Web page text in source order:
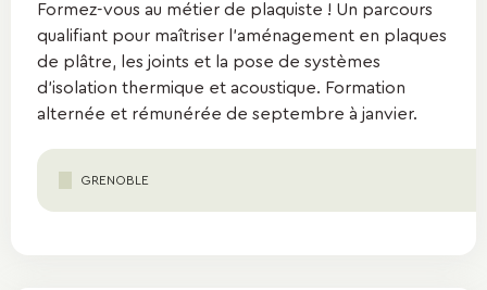
Formez-vous au métier de plaquiste ! Un parcours
qualifiant pour maîtriser l'aménagement en plaques
de plâtre, les joints et la pose de systèmes
d'isolation thermique et acoustique. Formation
alternée et rémunérée de septembre à janvier.
GRENOBLE